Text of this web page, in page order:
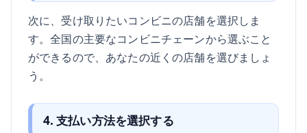
次に、受け取りたいコンビニの店舗を選択しま
す。全国の主要なコンビニチェーンから選ぶこと
ができるので、あなたの近くの店舗を選びましょ
う。
4. 支払い方法を選択する